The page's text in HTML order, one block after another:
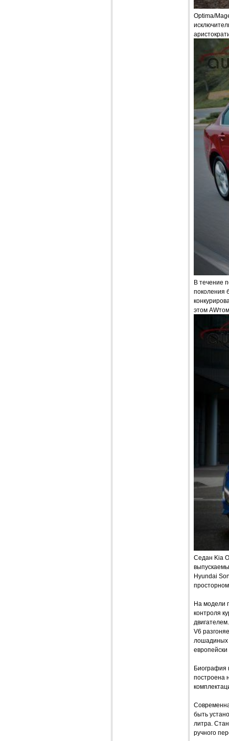
Optima/
В течение
поколения
этом
Седан Kia
Hyundai
На модели
контроля
V6
лошадиных
Биография
построена
быть
литра.
ручного